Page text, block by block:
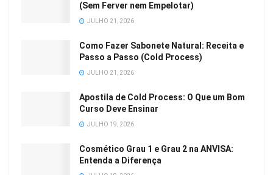
(Sem Ferver nem Empelotar)
JULHO 21, 2026
Como Fazer Sabonete Natural: Receita e
Passo a Passo (Cold Process)
JULHO 21, 2026
Apostila de Cold Process: O Que um Bom
Curso Deve Ensinar
JULHO 19, 2026
Cosmético Grau 1 e Grau 2 na ANVISA:
Entenda a Diferença